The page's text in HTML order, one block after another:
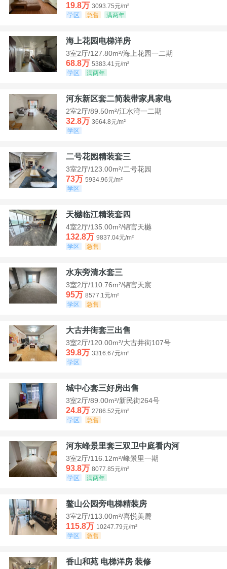
19.8万 3093.75元/m²
学区
急售 满两年
海上花园电梯洋房
3室2厅/127.80m²/海上花园一二期
68.8万 5383.41元/m²
学区
满两年
河东新区套二简装带家具家电
2室2厅/89.50m²/江水湾一二期
32.8万 3664.8元/m²
学区
二号花园精装套三
3室2厅/123.00m²/二号花园
73万 5934.96元/m²
学区
天樾临江精装套四
4室2厅/135.00m²/锦官天樾
132.8万 9837.04元/m²
学区
急售
水东旁清水套三
3室2厅/110.76m²/锦官天宸
95万 8577.1元/m²
学区
急售
大古井街套三出售
3室2厅/120.00m²/大古井街107号
39.8万 3316.67元/m²
学区
城中心套三好房出售
3室2厅/89.00m²/新民街264号
24.8万 2786.52元/m²
学区
急售
河东峰景里套三双卫中庭看内河
3室2厅/116.12m²/峰景里一期
93.8万 8077.85元/m²
学区
满两年
鳌山公园旁电梯精装房
3室2厅/113.00m²/喜悦美麓
115.8万 10247.79元/m²
学区
急售
香山和苑 电梯洋房 装修